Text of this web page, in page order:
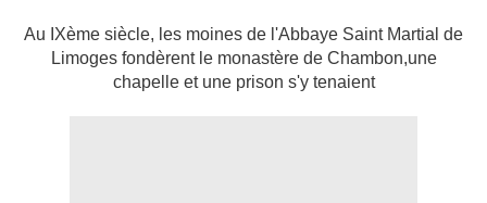
Au IXème siècle, les moines de l'Abbaye Saint Martial de
Limoges fondèrent le monastère de Chambon,une
chapelle et une prison s'y tenaient